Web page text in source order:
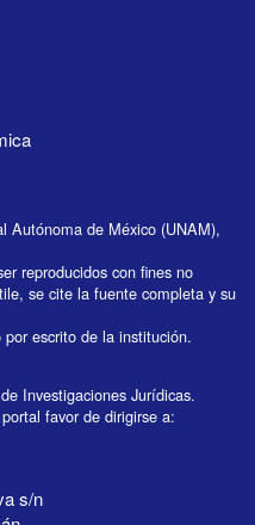
Autónoma de México (UNAM),
reproducidos con fines no
se cite la fuente completa y su
escrito de la institución.
Investigaciones Jurídicas.
favor de dirigirse a:
s/n